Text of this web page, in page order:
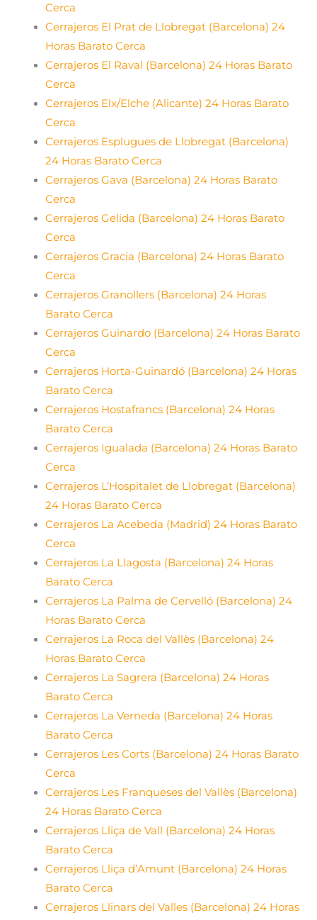
Cerca
Cerrajeros El Prat de Llobregat (Barcelona) 24
Horas Barato Cerca
Cerrajeros El Raval (Barcelona) 24 Horas Barato
Cerca
Cerrajeros Elx/Elche (Alicante) 24 Horas Barato
Cerca
Cerrajeros Esplugues de Llobregat (Barcelona)
24 Horas Barato Cerca
Cerrajeros Gava (Barcelona) 24 Horas Barato
Cerca
Cerrajeros Gelida (Barcelona) 24 Horas Barato
Cerca
Cerrajeros Gracia (Barcelona) 24 Horas Barato
Cerca
Cerrajeros Granollers (Barcelona) 24 Horas
Barato Cerca
Cerrajeros Guinardo (Barcelona) 24 Horas Barato
Cerca
Cerrajeros Horta-Guinardó (Barcelona) 24 Horas
Barato Cerca
Cerrajeros Hostafrancs (Barcelona) 24 Horas
Barato Cerca
Cerrajeros Igualada (Barcelona) 24 Horas Barato
Cerca
Cerrajeros L’Hospitalet de Llobregat (Barcelona)
24 Horas Barato Cerca
Cerrajeros La Acebeda (Madrid) 24 Horas Barato
Cerca
Cerrajeros La Llagosta (Barcelona) 24 Horas
Barato Cerca
Cerrajeros La Palma de Cervelló (Barcelona) 24
Horas Barato Cerca
Cerrajeros La Roca del Vallès (Barcelona) 24
Horas Barato Cerca
Cerrajeros La Sagrera (Barcelona) 24 Horas
Barato Cerca
Cerrajeros La Verneda (Barcelona) 24 Horas
Barato Cerca
Cerrajeros Les Corts (Barcelona) 24 Horas Barato
Cerca
Cerrajeros Les Franqueses del Vallès (Barcelona)
24 Horas Barato Cerca
Cerrajeros Lliça de Vall (Barcelona) 24 Horas
Barato Cerca
Cerrajeros Lliça d’Amunt (Barcelona) 24 Horas
Barato Cerca
Cerrajeros Llinars del Valles (Barcelona) 24 Horas